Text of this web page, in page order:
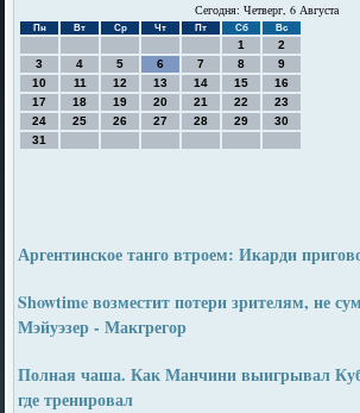
Сегодня: Четверг, 6 Августа
Пн Вт Ср Чт Пт Сб Вс
1
2
3
4 5 6 7 8
9
10
11 12 13 14 15
16
17
18 19 20 21 22
23
24
25 26 27 28 29
30
31
Аргентинское танго втроем: Икарди
Showtime возместит потери зрителям, не
Мэйуэзер - Макгрегор
Полная чаша. Как Манчини выигрывал
где тренировал